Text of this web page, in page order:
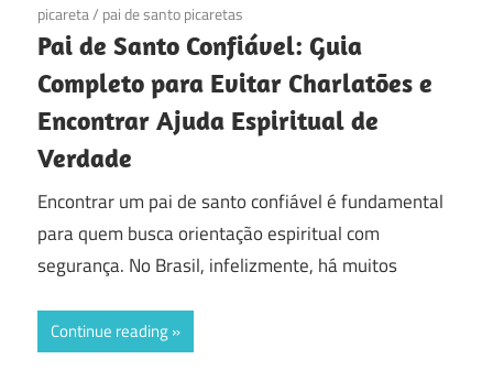
picareta/ pai de santo picaretas
Pai de Santo Confiável: Guia
Completo para Evitar Charlatões e
Encontrar Ajuda Espiritual de
Verdade
Encontrar um pai de santo confiável é fundamental
para quem busca orientação espiritual com
segurança. No Brasil, infelizmente, há muitos
Continue reading